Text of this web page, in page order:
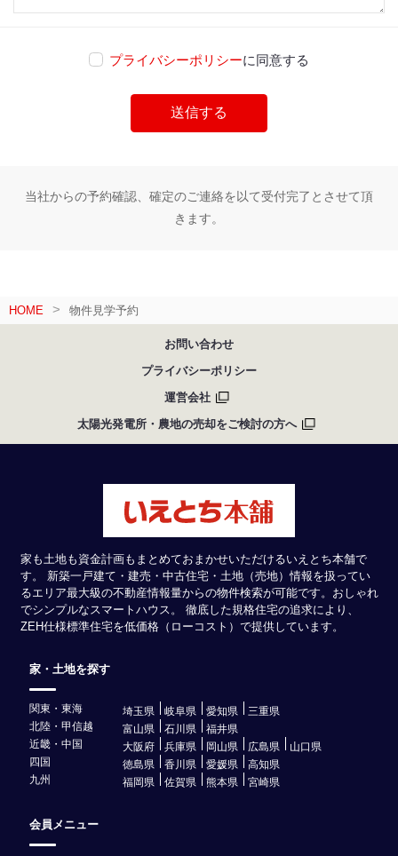
プライバシーポリシーに同意する
当社からの予約確認、確定のご連絡を以て受付完了とさせて頂
きます。
HOME 物件見学予約
お問い合わせ
プライバシーポリシー
運営会社
太陽光発電所・農地の売却をご検討の方へ
家も土地も資金計画もまとめておまかせいただけるいえとち本舗で
す。 新築一戸建て・建売・中古住宅・土地（売地）情報を扱ってい
るエリア最大級の不動産情報量からの物件検索が可能です。おしゃれ
でシンプルなスマートハウス。 徹底した規格住宅の追求により、
ZEH仕様標準住宅を低価格（ローコスト）で提供しています。
家・土地を探す
関東・東海 埼玉県 岐阜県 愛知県
三重県
北陸・甲信越
富山県 石川県
福井県
近畿・中国
大阪府 兵庫県 岡山県 広島県
山口県
四国
徳島県 香川県 愛媛県
高知県
九州
福岡県 佐賀県 熊本県 宮崎県
会員メニュー